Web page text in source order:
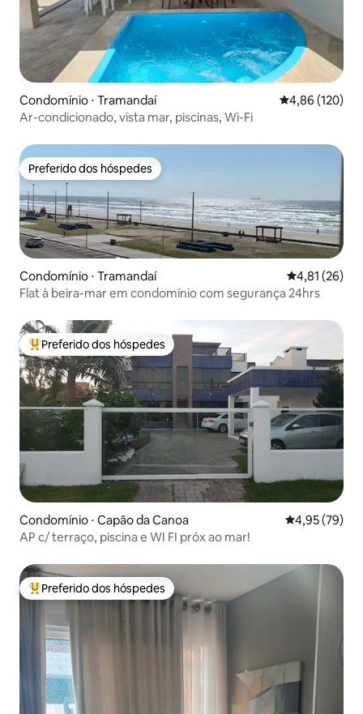
Condomínio ⋅ Tramandaí 4,86 de uma
4,86 (120)
Ar-condicionado, vista mar, piscinas, Wi-Fi
Preferido dos hóspedes
Preferido dos hóspedes
Condomínio ⋅ Tramandaí 4,81 de uma
4,81 (26)
Flat à beira-mar em condomínio com segurança 24hrs
Entre os melhores preferidos dos hóspedes
Preferido dos hóspedes
Condomínio ⋅ Capão da Canoa 4,95 de uma
4,95 (79)
AP c/ terraço, piscina e WI FI próx ao mar!
Entre os melhores preferidos dos hóspedes
Preferido dos hóspedes